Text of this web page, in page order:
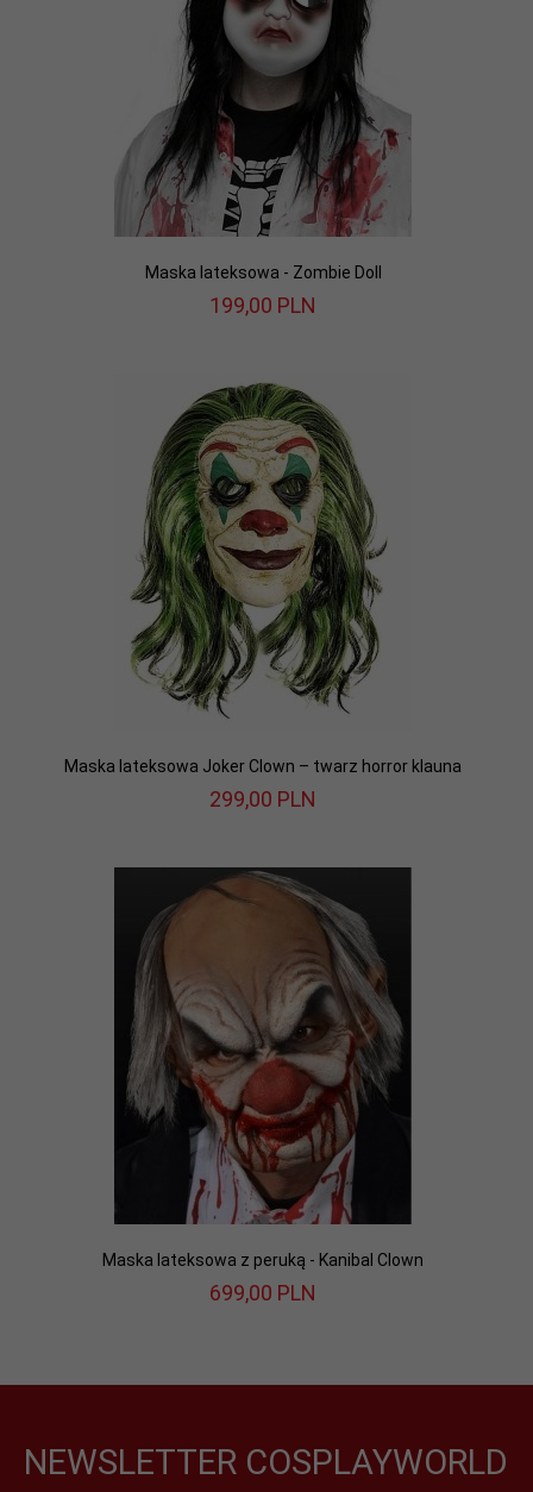
Maska lateksowa - Zombie Doll
199,00 PLN
Maska lateksowa Joker Clown – twarz horror klauna
299,00 PLN
Maska lateksowa z peruką - Kanibal Clown
699,00 PLN
NEWSLETTER COSPLAYWORLD